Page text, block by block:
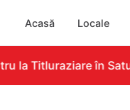
Acasă Locale
la Titluraziare în